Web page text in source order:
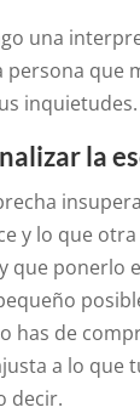
una
persona que
inquietudes.
la
y lo que otra
que ponerlo
has de
a lo que
decir.